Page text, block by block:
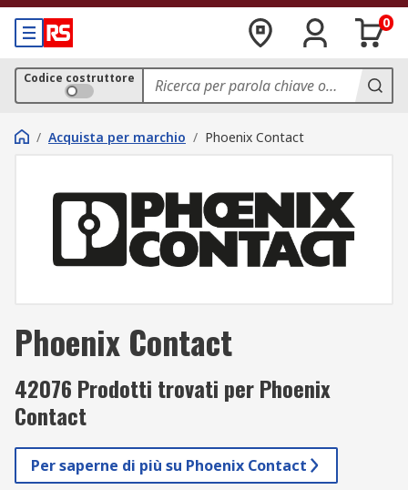
0
Codice costruttore
/ Acquista per marchio / Phoenix Contact
Phoenix Contact
42076 Prodotti trovati per Phoenix
Contact
Per saperne di più su Phoenix Contact